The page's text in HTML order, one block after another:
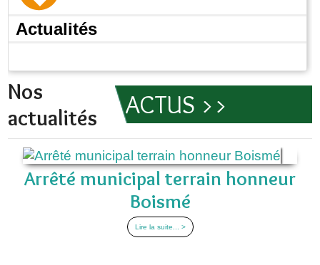
Actualités
ACTUS >>
Nos
actualités
Arrêté municipal terrain honneur
Boismé
Lire la suite... >